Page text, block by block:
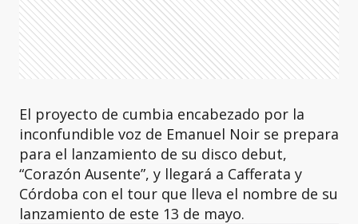
El proyecto de cumbia encabezado por la
inconfundible voz de Emanuel Noir se prepara
para el lanzamiento de su disco debut,
“Corazón Ausente”, y llegará a Cafferata y
Córdoba con el tour que lleva el nombre de su
lanzamiento de este 13 de mayo.